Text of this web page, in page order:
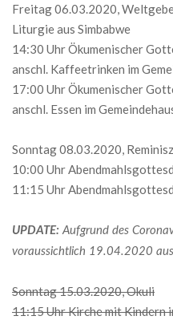
Freitag 06.03.2020,
Liturgie aus Simbabwe
14:30 Uhr Ökumenischer
anschl. Kaffeetrinken im
17:00 Uhr Ökumenischer
anschl. Essen im
Sonntag 08.03.2020,
10:00 Uhr
11:15 Uhr
UPDATE: Aufgrund des
voraussichtlich 19.04.2020
Sonntag 15.03.2020, Okuli
11:15 Uhr Kirche mit Kindern